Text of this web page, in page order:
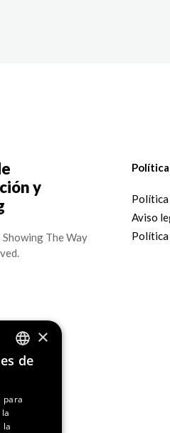
y
The Way
Política
Aviso
Política
ENGLISH
×
de
para
la